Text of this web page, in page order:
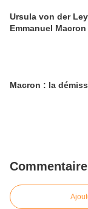
Ursula von der
Emmanuel Macron
Macron : la